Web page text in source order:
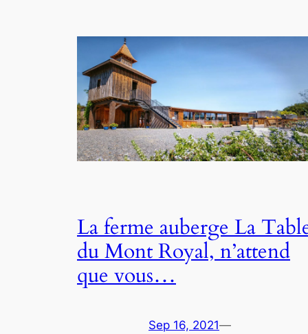
La ferme auberge La
du Mont Royal, n’attend
que vous…
Sep 16, 2021—